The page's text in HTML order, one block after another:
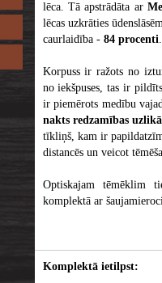
lēca. Tā apstrādāta ar
lēcas uzkrāties
caurlaidība - 84 procenti.
Korpuss ir ražots no
no iekšpuses, tas ir
ir piemērots medību
nakts redzamības
tīkliņš, kam ir
distancēs un veicot
Optiskajam tēmēklim
komplektā ar
Komplektā ietilpst: